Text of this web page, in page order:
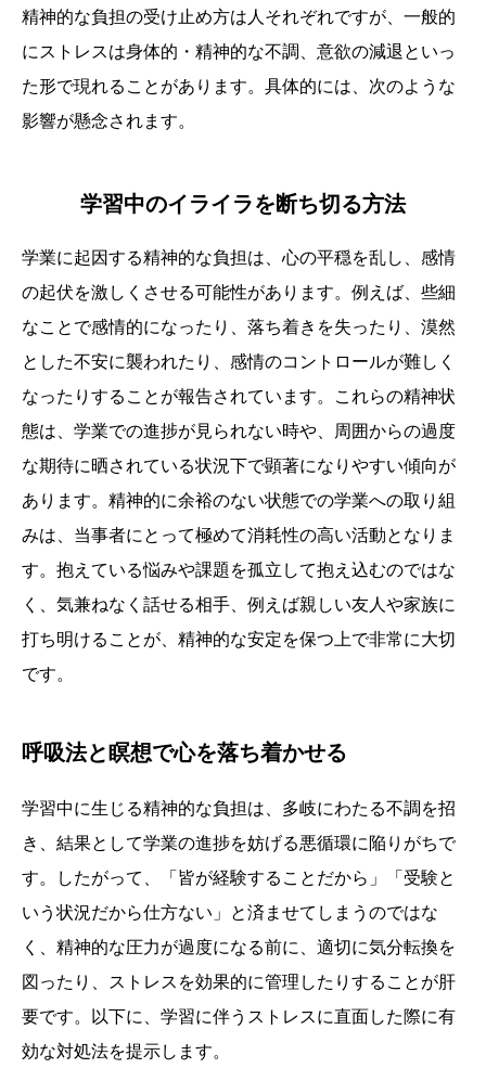
精神的な負担の受け止め方は人それぞれですが、一般的
にストレスは身体的・精神的な不調、意欲の減退といっ
た形で現れることがあります。具体的には、次のような
影響が懸念されます。
学習中のイライラを断ち切る方法
学業に起因する精神的な負担は、心の平穏を乱し、感情
の起伏を激しくさせる可能性があります。例えば、些細
なことで感情的になったり、落ち着きを失ったり、漠然
とした不安に襲われたり、感情のコントロールが難しく
なったりすることが報告されています。これらの精神状
態は、学業での進捗が見られない時や、周囲からの過度
な期待に晒されている状況下で顕著になりやすい傾向が
あります。精神的に余裕のない状態での学業への取り組
みは、当事者にとって極めて消耗性の高い活動となりま
す。抱えている悩みや課題を孤立して抱え込むのではな
く、気兼ねなく話せる相手、例えば親しい友人や家族に
打ち明けることが、精神的な安定を保つ上で非常に大切
です。
呼吸法と瞑想で心を落ち着かせる
学習中に生じる精神的な負担は、多岐にわたる不調を招
き、結果として学業の進捗を妨げる悪循環に陥りがちで
す。したがって、「皆が経験することだから」「受験と
いう状況だから仕方ない」と済ませてしまうのではな
く、精神的な圧力が過度になる前に、適切に気分転換を
図ったり、ストレスを効果的に管理したりすることが肝
要です。以下に、学習に伴うストレスに直面した際に有
効な対処法を提示します。